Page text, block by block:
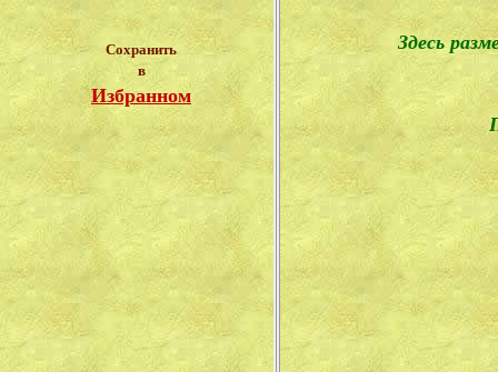
Сохранить
в
Избранном
Здесь